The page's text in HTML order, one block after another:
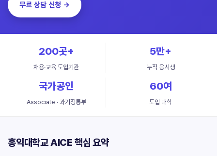
무료 상담 신청 →
200곳+
채용·교육 도입기관
5만+
누적 응시생
국가공인
Associate · 과기정통부
60여
도입 대학
홍익대학교 AICE 핵심 요약